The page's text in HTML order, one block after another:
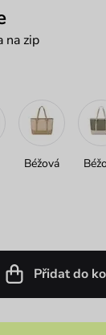
na zip
Béžová
Přidat do